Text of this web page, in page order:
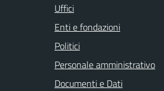
Uffici
Enti e fondazioni
Politici
Personale amministrativo
Documenti e Dati